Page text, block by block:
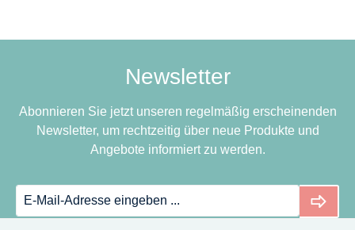
Newsletter
Abonnieren Sie jetzt unseren regelmäßig erscheinenden
Newsletter, um rechtzeitig über neue Produkte und
Angebote informiert zu werden.